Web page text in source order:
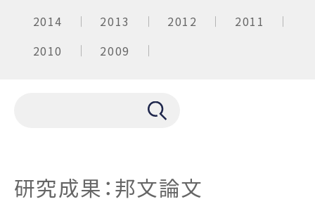
2014
2013 2012
2011
2010
2009
研究成果：邦文論文